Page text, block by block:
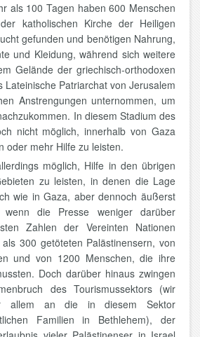
als 100 Tagen haben 600 Menschen
katholischen Kirche der Heiligen
gefunden und benötigen Nahrung,
und Kleidung, während sich weitere
Gelände der griechisch-orthodoxen
Lateinische Patriarchat von Jerusalem
Anstrengungen unternommen, um
In diesem Stadium des
nicht möglich, innerhalb von Gaza
oder mehr Hilfe zu leisten.
möglich, Hilfe in den übrigen
zu leisten, in denen die Lage
wie in Gaza, aber dennoch äußerst
die Presse weniger darüber
Zahlen der Vereinten Nationen
300 getöteten Palästinensern, von
und von 1200 Menschen, die ihre
Doch darüber hinaus zwingen
des Tourismussektors (wir
allem an die in diesem Sektor
Familien in Bethlehem), der